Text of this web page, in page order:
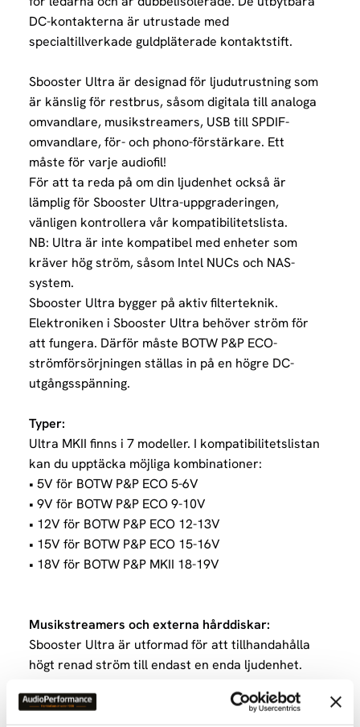
DC-kontakterna är utrustade med
specialtillverkade guldpläterade kontaktstift.
Sbooster Ultra är designad för ljudutrustning som
är känslig för restbrus, såsom digitala till analoga
omvandlare, musikstreamers, USB till SPDIF-
omvandlare, för- och phono-förstärkare. Ett
måste för varje audiofil!
För att ta reda på om din ljudenhet också är
lämplig för Sbooster Ultra-uppgraderingen,
vänligen kontrollera vår kompatibilitetslista.
NB: Ultra är inte kompatibel med enheter som
kräver hög ström, såsom Intel NUCs och NAS-
system.
Sbooster Ultra bygger på aktiv filterteknik.
Elektroniken i Sbooster Ultra behöver ström för
att fungera. Därför måste BOTW P&P ECO-
strömförsörjningen ställas in på en högre DC-
utgångsspänning.
Typer:
Ultra MKII finns i 7 modeller. I kompatibilitetslistan
kan du upptäcka möjliga kombinationer:
• 5V för BOTW P&P ECO 5-6V
• 9V för BOTW P&P ECO 9-10V
• 12V för BOTW P&P ECO 12-13V
• 15V för BOTW P&P ECO 15-16V
• 18V för BOTW P&P MKII 18-19V
Musikstreamers och externa hårddiskar:
Sbooster Ultra är utformad för att tillhandahålla
högt renad ström till endast en enda ljudenhet.
porten på musikstreamers. Dessa USB-